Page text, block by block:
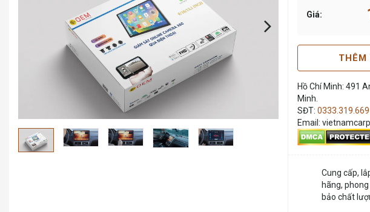
Giá:
THÊM
Hồ Chí Minh: 491
Minh.
SĐT: 0333.319.669
Email:
Cung cấp,
hãng,
bảo chất